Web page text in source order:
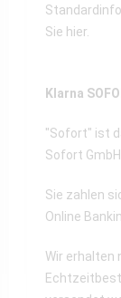
Sie hier.
Klarna
"Sofort" ist
Sofort
Sie zahlen
Online
Wir erhalten